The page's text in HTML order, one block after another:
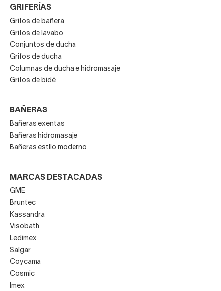
GRIFERÍAS
Grifos de bañera
Grifos de lavabo
Conjuntos de ducha
Grifos de ducha
Columnas de ducha e hidromasaje
Grifos de bidé
BAÑERAS
Bañeras exentas
Bañeras hidromasaje
Bañeras estilo moderno
MARCAS DESTACADAS
GME
Bruntec
Kassandra
Visobath
Ledimex
Salgar
Coycama
Cosmic
Imex